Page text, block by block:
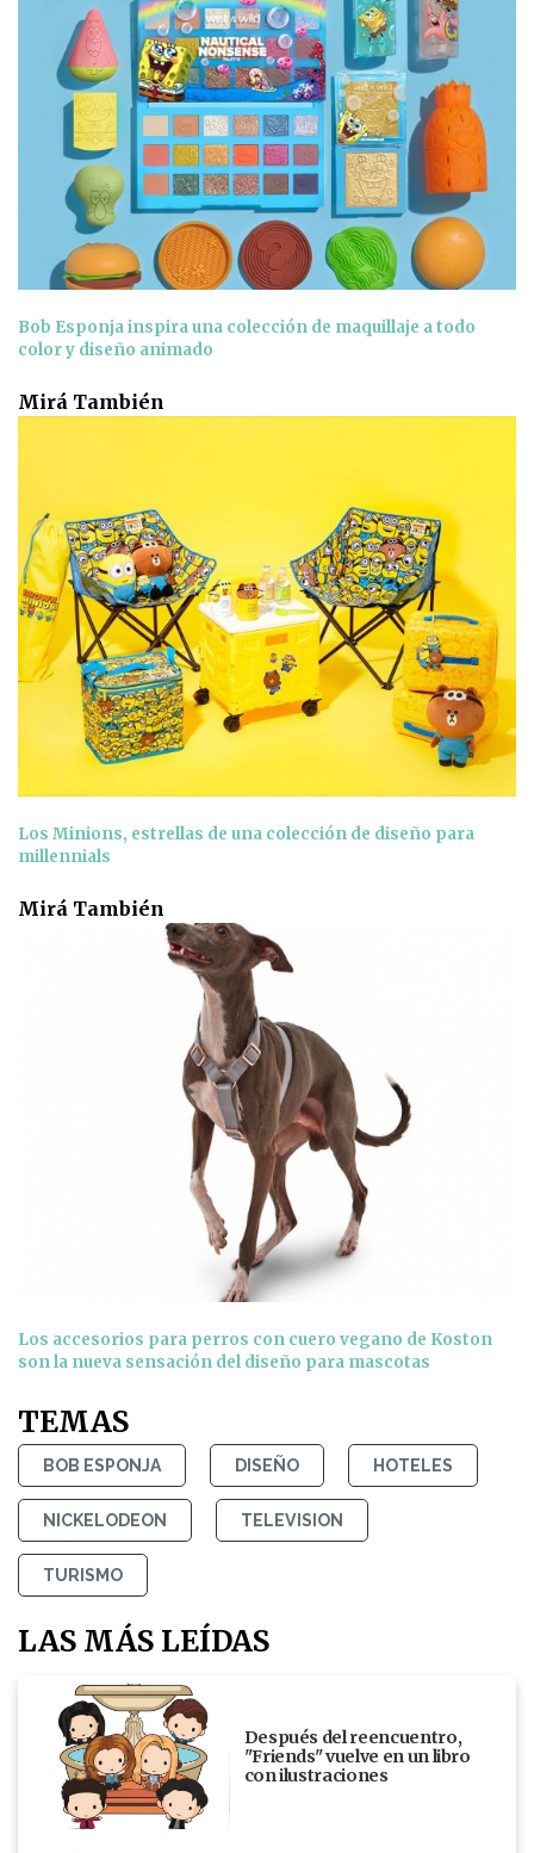
Bob Esponja inspira una colección de maquillaje a todo
color y diseño animado
Mirá También
Los Minions, estrellas de una colección de diseño para
millennials
Mirá También
Los accesorios para perros con cuero vegano de Koston
son la nueva sensación del diseño para mascotas
TEMAS
BOB ESPONJA DISEÑO HOTELES
NICKELODEON TELEVISION
TURISMO
LAS MÁS LEÍDAS
Después del reencuentro,
"Friends" vuelve en un libro
con ilustraciones